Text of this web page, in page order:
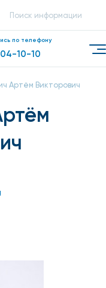
по телефону
10-10
Артём Викторович